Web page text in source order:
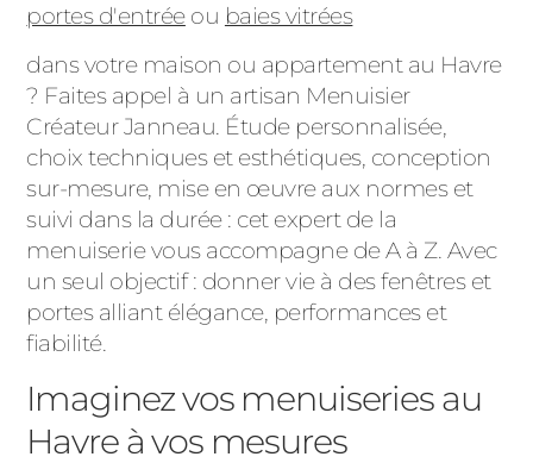
portes d'entréeou baies vitrées
dans votre maison ou appartement au Havre
? Faites appel à un artisan Menuisier
Créateur Janneau. Étude personnalisée,
choix techniques et esthétiques, conception
sur-mesure, mise en œuvre aux normes et
suivi dans la durée : cet expert de la
menuiserie vous accompagne de A à Z. Avec
un seul objectif : donner vie à des fenêtres et
portes alliant élégance, performances et
fiabilité.
Imaginez vos menuiseries au
Havre à vos mesures